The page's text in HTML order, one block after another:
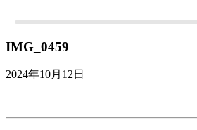
IMG_0459
2024年10月12日